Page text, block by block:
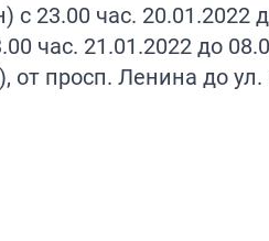
с 23.00 час. 20.01.2022
час. 21.01.2022 до
от просп. Ленина до